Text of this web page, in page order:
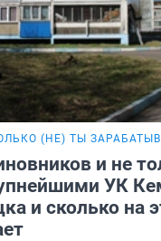
(НЕ) ТЫ
и не
УК
и сколько на